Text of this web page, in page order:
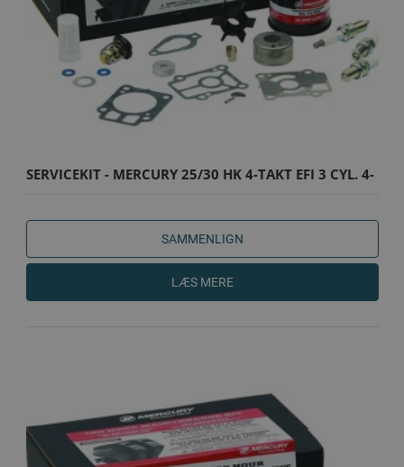
SERVICEKIT - MERCURY 25/30 HK 4-TAKT EFI 3 CYL. 4-
SAMMENLIGN
LÆS MERE